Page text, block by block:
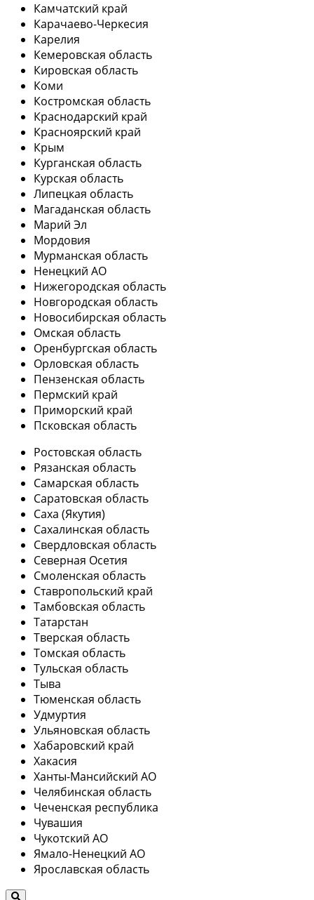
Камчатский край
Карачаево-Черкесия
Карелия
Кемеровская область
Кировская область
Коми
Костромская область
Краснодарский край
Красноярский край
Крым
Курганская область
Курская область
Липецкая область
Магаданская область
Марий Эл
Мордовия
Мурманская область
Ненецкий АО
Нижегородская область
Новгородская область
Новосибирская область
Омская область
Оренбургская область
Орловская область
Пензенская область
Пермский край
Приморский край
Псковская область
Ростовская область
Рязанская область
Самарская область
Саратовская область
Саха (Якутия)
Сахалинская область
Свердловская область
Северная Осетия
Смоленская область
Ставропольский край
Тамбовская область
Татарстан
Тверская область
Томская область
Тульская область
Тыва
Тюменская область
Удмуртия
Ульяновская область
Хабаровский край
Хакасия
Ханты-Мансийский АО
Челябинская область
Чеченская республика
Чувашия
Чукотский АО
Ямало-Ненецкий АО
Ярославская область